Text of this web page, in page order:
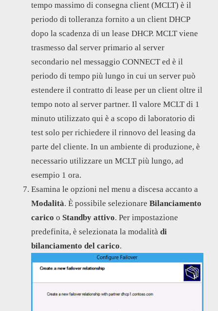
tempo massimo di consegna client (MCLT) è il
periodo di tolleranza fornito a un client DHCP
dopo la scadenza di un lease DHCP. MCLT viene
trasmesso dal server primario al server
secondario nel messaggio CONNECT ed è il
periodo di tempo più lungo in cui un server può
estendere il contratto di lease per un client oltre il
tempo noto al server partner. Il valore MCLT di 1
minuto utilizzato qui è a scopo di laboratorio di
test solo per richiedere il rinnovo del leasing da
parte del cliente. In un ambiente di produzione, è
necessario utilizzare un MCLT più lungo, ad
esempio 1 ora.
Esamina le opzioni nel menu a discesa accanto a
Modalità. È possibile selezionare Bilanciamento
carico o Standby attivo. Per impostazione
predefinita, è selezionata la modalità di
bilanciamento del carico.